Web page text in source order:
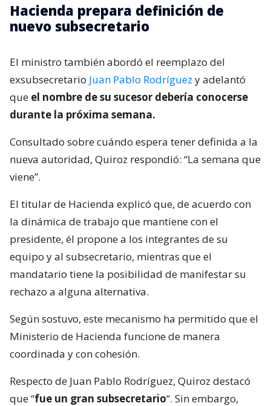
Hacienda prepara definición de
nuevo subsecretario
El ministro también abordó el reemplazo del
exsubsecretario Juan Pablo Rodríguez y adelantó
que el nombre de su sucesor debería conocerse
durante la próxima semana.
Consultado sobre cuándo espera tener definida a la
nueva autoridad, Quiroz respondió: “La semana que
viene”.
El titular de Hacienda explicó que, de acuerdo con
la dinámica de trabajo que mantiene con el
presidente, él propone a los integrantes de su
equipo y al subsecretario, mientras que el
mandatario tiene la posibilidad de manifestar su
rechazo a alguna alternativa.
Según sostuvo, este mecanismo ha permitido que el
Ministerio de Hacienda funcione de manera
coordinada y con cohesión.
Respecto de Juan Pablo Rodríguez, Quiroz destacó
que “fue un gran subsecretario“. Sin embargo,